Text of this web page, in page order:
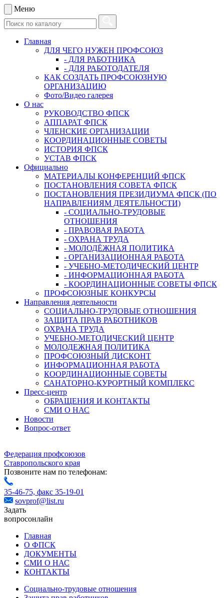
Меню
Главная
ДЛЯ ЧЕГО НУЖЕН ПРОФСОЮЗ
- ДЛЯ РАБОТНИКА
- ДЛЯ РАБОТОДАТЕЛЯ
КАК СОЗДАТЬ ПРОФСОЮЗНУЮ
ОРГАНИЗАЦИЮ
Фото/Видео галерея
О нас
РУКОВОДСТВО ФПСК
АППАРАТ ФПСК
ЧЛЕНСКИЕ ОРГАНИЗАЦИИ
КООРДИНАЦИОННЫЕ СОВЕТЫ
ИСТОРИЯ ФПСК
УСТАВ ФПСК
Официально
МАТЕРИАЛЫ КОНФЕРЕНЦИЙ ФПСК
ПОСТАНОВЛЕНИЯ СОВЕТА ФПСК
ПОСТАНОВЛЕНИЯ ПРЕЗИДИУМА ФПСК (ПО
НАПРАВЛЕНИЯМ ДЕЯТЕЛЬНОСТИ)
- СОЦИАЛЬНО-ТРУДОВЫЕ
ОТНОШЕНИЯ
- ПРАВОВАЯ РАБОТА
- ОХРАНА ТРУДА
- МОЛОДЁЖНАЯ ПОЛИТИКА
- ОРГАНИЗАЦИОННАЯ РАБОТА
- УЧЕБНО-МЕТОДИЧЕСКИЙ ЦЕНТР
- ИНФОРМАЦИОННАЯ РАБОТА
- КООРДИНАЦИОННЫЕ СОВЕТЫ ФПСК
ПРОФСОЮЗНЫЕ КОНКУРСЫ
Направления деятельности
СОЦИАЛЬНО-ТРУДОВЫЕ ОТНОШЕНИЯ
ЗАЩИТА ПРАВ РАБОТНИКОВ
ОХРАНА ТРУДА
УЧЕБНО-МЕТОДИЧЕСКИЙ ЦЕНТР
МОЛОДЕЖНАЯ ПОЛИТИКА
ПРОФСОЮЗНЫЙ ДИСКОНТ
ИНФОРМАЦИОННАЯ РАБОТА
КООРДИНАЦИОННЫЕ СОВЕТЫ
САНАТОРНО-КУРОРТНЫЙ КОМПЛЕКС
Пресс-центр
ОБРАЩЕНИЯ И КОНТАКТЫ
СМИ О НАС
Новости
Вопрос-ответ
Федерация профсоюзов
Ставропольского края
Позвоните нам по телефонам:
35-46-75, факс 35-19-01
sovprof@list.ru
Задать
вопросонлайн
Главная
О ФПСК
ДОКУМЕНТЫ
СМИ О НАС
КОНТАКТЫ
Социально-трудовые отношения